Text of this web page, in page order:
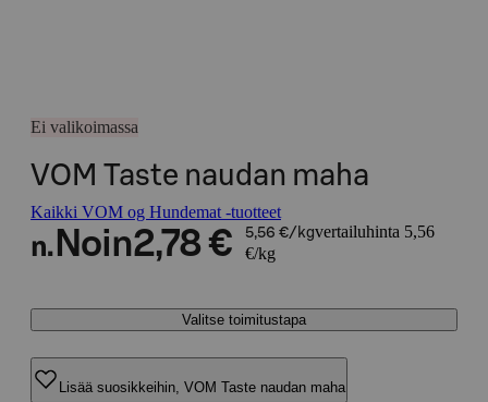
Ei valikoimassa
VOM Taste naudan maha
Kaikki VOM og Hundemat -tuotteet
n. Noin2,78 € 5,56 €/kgvertailuhinta 5,56
€/kg
Valitse toimitustapa
Lisää suosikkeihin, VOM Taste naudan maha